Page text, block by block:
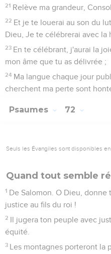
21 Relève ma grandeur,
22 Et je te louerai au son du
Dieu, Je te célébrerai avec la
23 En te célébrant, j'aurai la
mon âme que tu as délivrée ;
24 Ma langue chaque jour
cherchent ma perte sont
Psaumes 72
Seuls les Évangiles sont disponibles
Quand tout semble
1 De Salomon. O Dieu, donne
justice au fils du roi !
2 Il jugera ton peuple avec
équité.
3 Les montagnes porteront la